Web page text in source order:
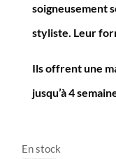
soigneusement
styliste. Leur
Ils offrent une
jusqu’à 4
En stock